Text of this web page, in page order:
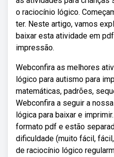
o raciocínio lógico.
ter. Neste artigo, vamos
baixar esta atividade em
impressão.
Webconfira as melhores
lógico para autismo para
matemáticas, padrões,
Webconfira a seguir a
lógica para baixar e
formato pdf e estão
dificuldade (muito fácil,
de raciocínio lógico